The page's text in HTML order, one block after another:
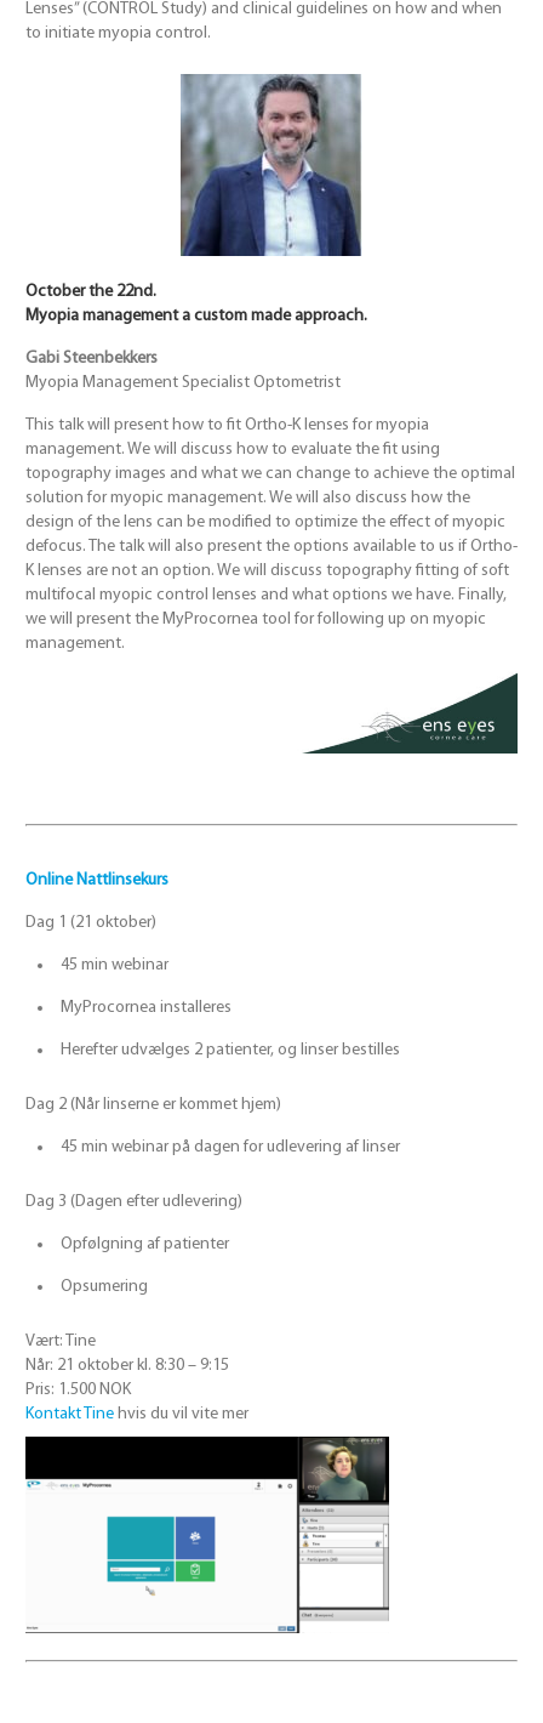
Lenses” (CONTROL Study) and clinical guidelines on how and when
to initiate myopia control.
October the 22nd.
Myopia management a custom made approach.
Gabi Steenbekkers
Myopia Management Specialist Optometrist
This talk will present how to fit Ortho-K lenses for myopia
management. We will discuss how to evaluate the fit using
topography images and what we can change to achieve the optimal
solution for myopic management. We will also discuss how the
design of the lens can be modified to optimize the effect of myopic
defocus. The talk will also present the options available to us if Ortho-
K lenses are not an option. We will discuss topography fitting of soft
multifocal myopic control lenses and what options we have. Finally,
we will present the MyProcornea tool for following up on myopic
management.
Online Nattlinsekurs
Dag 1 (21 oktober)
45 min webinar
MyProcornea installeres
Herefter udvælges 2 patienter, og linser bestilles
Dag 2 (Når linserne er kommet hjem)
45 min webinar på dagen for udlevering af linser
Dag 3 (Dagen efter udlevering)
Opfølgning af patienter
Opsumering
Vært: Tine
Når: 21 oktober kl. 8:30 – 9:15
Pris: 1.500 NOK
Kontakt Tinehvis du vil vite mer